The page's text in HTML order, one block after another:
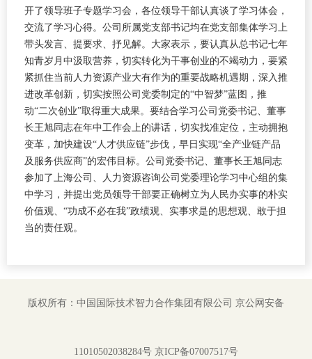
开了领导班子专题学习会，各位领导干部认真谈了学习体会，
交流了学习心得。公司所属党支部书记均在党支部集体学习上
带头发言、提要求、抒见解。大家表示，要认真从总书记七年
知青岁月中汲取营养，切实转化为干事创业的不竭动力，要紧
紧抓住当前人力资源产业大有作为的重要战略机遇期，深入推
进改革创新，切实按照公司党委制定的“中智梦”蓝图，推
动“二次创业”取得重大成果。要结合学习公司党委书记、董事
长王旭同志在年中工作会上的讲话，切实找准定位，主动拥抱
变革，加快建设“人才供应链”步伐，早日实现“全产业链产品
及服务供应商”的宏伟目标。公司党委书记、董事长王旭同志
参加了上海公司、人力资源咨询公司党委理论学习中心组的集
中学习，并提出党员领导干部要正确树立为人民办实事的朴实
价值观、“功成不必在我”政绩观、实事求是的思想观、敢于担
当的责任观。
版权所有：中国国际技术智力合作集团有限公司 京公网安备
11010502038284号 京ICP备07007517号